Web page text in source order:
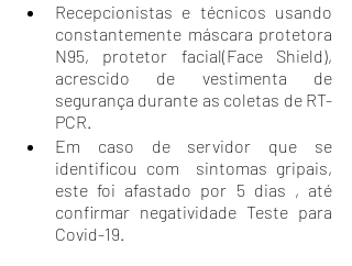
Recepcionistas e técnicos usando
constantemente máscara protetora
N95, protetor facial(Face Shield),
acrescido de vestimenta de
segurança durante as coletas de RT-
PCR.
Em caso de servidor que se
identificou com  sintomas gripais,
este foi afastado por 5 dias , até
confirmar negatividade Teste para
Covid-19.